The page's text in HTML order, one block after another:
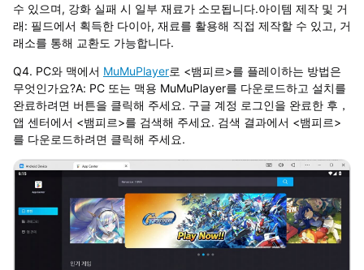
수 있으며, 강화 실패 시 일부 재료가 소모됩니다.아이템 제작 및 거
래: 필드에서 획득한 다이아, 재료를 활용해 직접 제작할 수 있고, 거
래소를 통해 교환도 가능합니다.
Q4. PC와 맥에서 MuMuPlayer로 <뱀피르>를 플레이하는 방법은
무엇인가요?A: PC 또는 맥용 MuMuPlayer를 다운로드하고 설치를
완료하려면 버튼을 클릭해 주세요. 구글 계정 로그인을 완료한 후，
앱 센터에서 <뱀피르>를 검색해 주세요. 검색 결과에서 <뱀피르>
를 다운로드하려면 클릭해 주세요.